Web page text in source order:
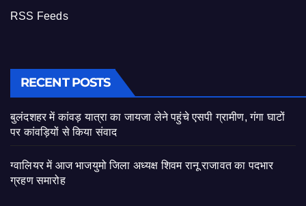
RSS Feeds
RECENT POSTS
बुलंदशहर में कांवड़ यात्रा का जायजा लेने पहुंचे एसपी ग्रामीण, गंगा घाटों
पर कांवड़ियों से किया संवाद
ग्वालियर में आज भाजयुमो जिला अध्यक्ष शिवम रानू राजावत का पदभार
ग्रहण समारोह